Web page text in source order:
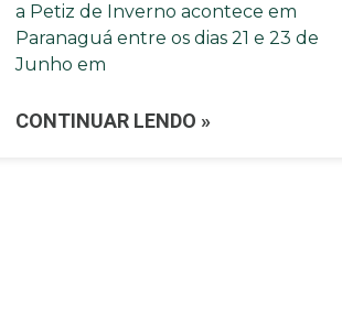
a Petiz de Inverno acontece em
Paranaguá entre os dias 21 e 23 de
Junho em
CONTINUAR LENDO »